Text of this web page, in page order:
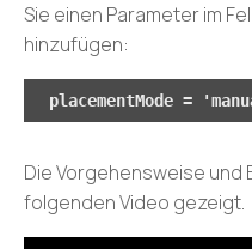
Sie einen Parameter im
hinzufügen:
placementMode =
Die Vorgehensweise und
folgenden Video gezeigt.